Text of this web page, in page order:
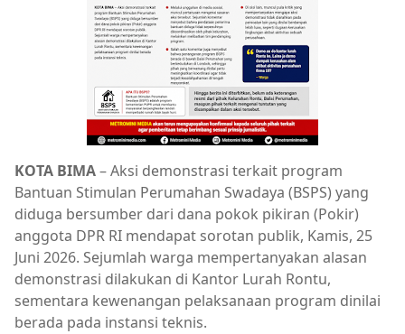
KOTA BIMA– Aksi demonstrasi terkait program
Bantuan Stimulan Perumahan Swadaya (BSPS) yang
diduga bersumber dari dana pokok pikiran (Pokir)
anggota DPR RI mendapat sorotan publik, Kamis, 25
Juni 2026. Sejumlah warga mempertanyakan alasan
demonstrasi dilakukan di Kantor Lurah Rontu,
sementara kewenangan pelaksanaan program dinilai
berada pada instansi teknis.